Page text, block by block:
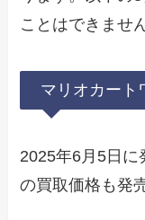
ことはできませ
マリオカート
2025年6月5日に
の買取価格も発